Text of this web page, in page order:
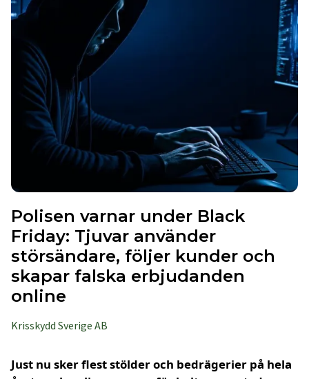
Polisen varnar under Black
Friday: Tjuvar använder
störsändare, följer kunder och
skapar falska erbjudanden
online
Krisskydd Sverige AB
Just nu sker flest stölder och bedrägerier på hela